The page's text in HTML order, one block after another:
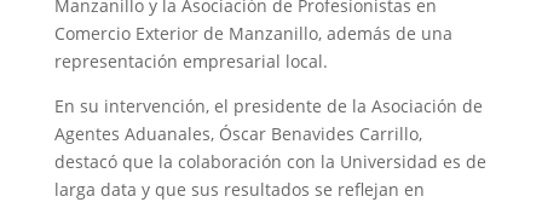
Manzanillo y la Asociación de Profesionistas en
Comercio Exterior de Manzanillo, además de una
representación empresarial local.
En su intervención, el presidente de la Asociación de
Agentes Aduanales, Óscar Benavides Carrillo,
destacó que la colaboración con la Universidad es de
larga data y que sus resultados se reflejan en